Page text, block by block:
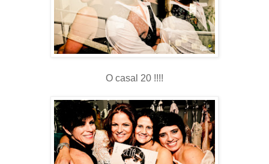
O casal 20 !!!!